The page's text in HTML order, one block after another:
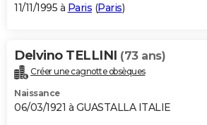
11/11/1995 à Paris (Paris)
Delvino TELLINI (73 ans)
Créer une cagnotte obsèques
Naissance
06/03/1921 à GUASTALLA ITALIE